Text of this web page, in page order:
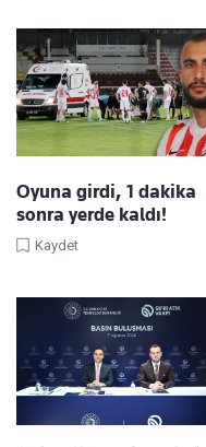
Oyuna girdi, 1 dakika
sonra yerde kaldı!
Kaydet